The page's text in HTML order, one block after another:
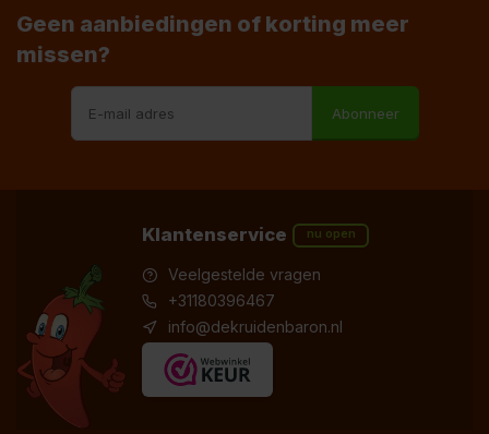
Geen aanbiedingen of korting meer
missen?
Abonneer
Klantenservice nu open
Veelgestelde vragen
+31180396467
info@dekruidenbaron.nl